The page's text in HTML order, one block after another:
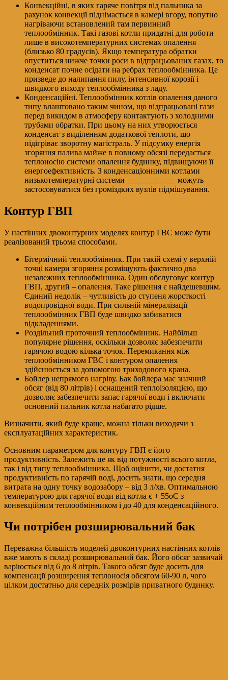
Конвекційні, в яких гаряче повітря від пальника за
рахунок конвекції піднімається в камері вгору, попутно
нагріваючи встановлений там первинний
теплообмінник. Такі газові котли придатні для роботи
лише в високотемпературних системах опалення
(близько 80 градусів). Якщо температура обратки
опуститься нижче точки роси в відпрацьованих газах, то
конденсат почне осідати на ребрах теплообмінника. Це
призведе до налипання пилу, інтенсивної корозії і
швидкого виходу теплообмінника з ладу.
Конденсаційні. Теплообмінник котлів опалення даного
типу влаштовано таким чином, що відпрацьовані гази
перед викидом в атмосферу контактують з холодними
трубами обратки. При цьому на них утворюється
конденсат з виділенням додаткової теплоти, що
підігріває зворотну магістраль. У підсумку енергія
згоряння палива майже в повному обсязі передається
теплоносію системи опалення будинку, підвищуючи її
енергоефективність. З конденсаціонними котлами
низькотемпературні системи
можуть
застосовуватися без громіздких вузлів підмішування.
Контур ГВП
У настінних двоконтурних моделях контур ГВС може бути
реалізований трьома способами.
Бітермічний теплообмінник. При такій схемі у верхній
точці камери згоряння розміщують фактично два
незалежних теплообмінника. Один обслуговує контур
ГВП, другий – опалення. Таке рішення є найдешевшим.
Єдиний недолік – чутливість до ступеня жорсткості
водопровідної води. При сильній мінералізації
теплообмінник ГВП буде швидко забиватися
відкладеннями.
Роздільний проточний теплообмінник. Найбільш
популярне рішення, оскільки дозволяє забезпечити
гарячою водою кілька точок. Перемикання між
теплообмінником ГВС і контуром опалення
здійснюється за допомогою триходового крана.
Бойлер непрямого нагріву. Бак бойлера має значний
обсяг (від 80 літрів) і оснащений теплоізоляцією, що
дозволяє забезпечити запас гарячої води і включати
основний пальник котла набагато рідше.
Визначити, який буде краще, можна тільки виходячи з
експлуатаційних характеристик.
Основним параметром для контуру ГВП є його
продуктивність. Залежить це як від потужності всього котла,
так і від типу теплообмінника. Щоб оцінити, чи достатня
продуктивність по гарячій воді, досить знати, що середня
витрата на одну точку водозабору – від 3 л/хв. Оптимальною
температурою для гарячої води від котла є + 55оС з
конвекційним теплообмінником і до 40 для конденсаційного.
Чи потрібен розширювальний бак
Переважна більшість моделей двоконтурних настінних котлів
вже мають в складі розширювальний бак. Його обсяг зазвичай
варіюється від 6 до 8 літрів. Такого обсяг буде досить для
компенсації розширення теплоносія обсягом 60-90 л, чого
цілком достатньо для середніх розмірів приватного будинку.